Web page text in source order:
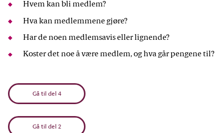
Hvem kan bli medlem?
Hva kan medlemmene gjøre?
Har de noen medlemsavis eller lignende?
Koster det noe å være medlem, og hva går pengene til?
Gå til del 4
Gå til del 2